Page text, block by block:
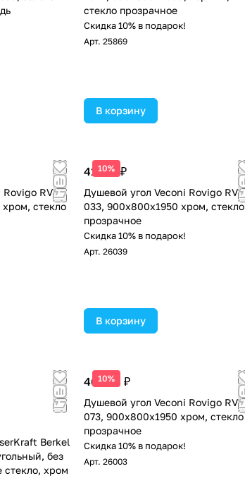
стекло прозрачное
Скидка 10% в подарок!
Арт. 25869
В корзину
RV-
стекло
10%
41 118 ₽
Душевой угол Veconi Rovigo RV-
033, 900х800х1950 хром, стекло
прозрачное
Скидка 10% в подарок!
Арт. 26039
В корзину
Berkel
без
стекло, хром
10%
46 538 ₽
Душевой угол Veconi Rovigo RV-
073, 900х800х1950 хром, стекло
прозрачное
Скидка 10% в подарок!
Арт. 26003